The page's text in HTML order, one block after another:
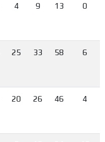
4 9 13 0
25 33 58 6
20 26 46 4